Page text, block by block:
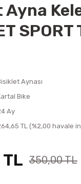
SPORT
Aynası
Bike
Ay
TL (%2,00 havale
350,00 TL